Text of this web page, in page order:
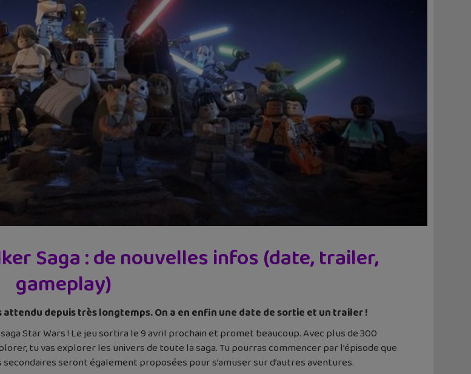
Saga : de nouvelles infos (date, trailer,
gameplay)
attendu depuis très longtemps. On a en enfin une date de sortie et un trailer !
Star Wars ! Le jeu sortira le 9 avril prochain et promet beaucoup. Avec plus de 300
tu vas explorer les univers de toute la saga. Tu pourras commencer par l’épisode que
seront également proposées pour s’amuser sur d’autres aventures.